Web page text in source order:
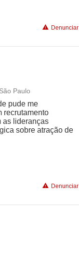
Denunciar
Paulo
pude me
recrutamento
as lideranças
sobre atração de
Denunciar